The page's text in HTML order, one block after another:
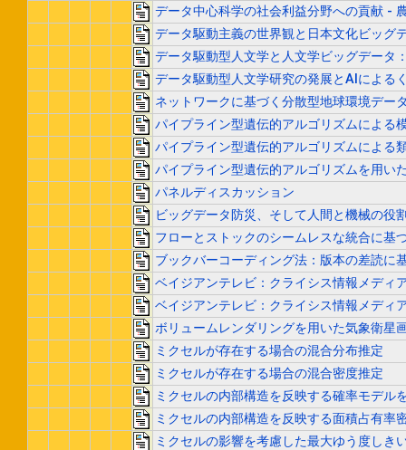
データ中心科学の社会利益分野への貢献 -
データ駆動主義の世界観と日本文化ビッグ
データ駆動型人文学と人文学ビッグデータ
データ駆動型人文学研究の発展とAIによる
ネットワークに基づく分散型地球環境デー
パイプライン型遺伝的アルゴリズムによる
パイプライン型遺伝的アルゴリズムによる
パイプライン型遺伝的アルゴリズムを用い
パネルディスカッション
ビッグデータ防災、そして人間と機械の役
フローとストックのシームレスな統合に基
ブックバーコーディング法：版本の差読に
ベイジアンテレビ：クライシス情報メディ
ベイジアンテレビ：クライシス情報メディ
ボリュームレンダリングを用いた気象衛星
ミクセルが存在する場合の混合分布推定
ミクセルが存在する場合の混合密度推定
ミクセルの内部構造を反映する確率モデル
ミクセルの内部構造を反映する面積占有率
ミクセルの影響を考慮した最大ゆう度しき